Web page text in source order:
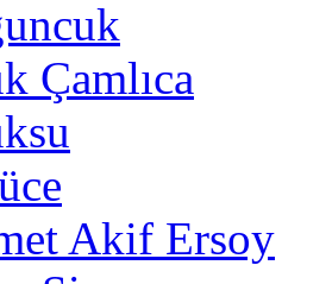
Çamlıca
Akif Ersoy